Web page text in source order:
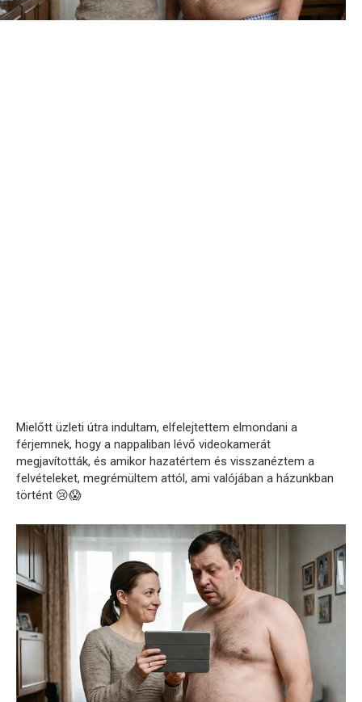
Mielőtt üzleti útra indultam, elfelejtettem elmondani a
férjemnek, hogy a nappaliban lévő videokamerát
megjavították, és amikor hazatértem és visszanéztem a
felvételeket, megrémültem attól, ami valójában a házunkban
történt 😢😱